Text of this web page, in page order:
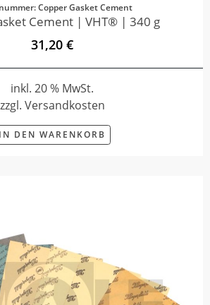
Copper Gasket Cement
Cement | VHT® | 340 g
31,20 €
inkl. 20 % MwSt.
zzgl. Versandkosten
IN DEN WARENKORB